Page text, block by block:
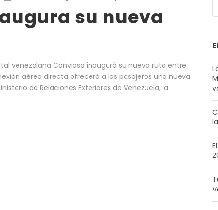
su nueva
venezolana Conviasa inauguró su nueva ruta entre
aérea directa ofrecerá a los pasajeros una nueva
de Relaciones Exteriores de Venezuela, la